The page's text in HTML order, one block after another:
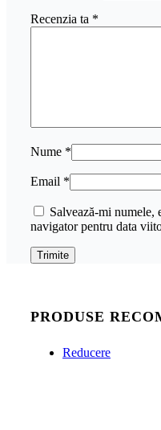
Recenzia ta *
Nume *
Email *
Salvează-mi numele,
navigator pentru data
PRODUSE
Reducere